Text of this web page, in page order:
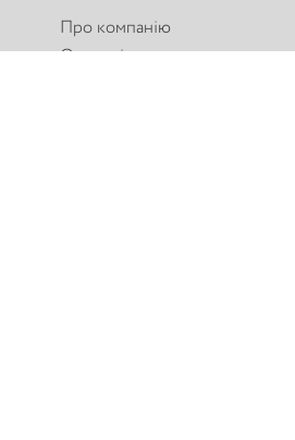
Про компанію
Оплата і доставка